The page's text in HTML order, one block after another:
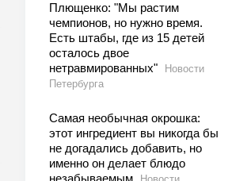
Плющенко: "Мы растим
чемпионов, но нужно время.
Есть штабы, где из 15 детей
осталось двое
нетравмированных"
Новости
Петербурга
Самая необычная окрошка:
этот ингредиент вы никогда бы
не догадались добавить, но
именно он делает блюдо